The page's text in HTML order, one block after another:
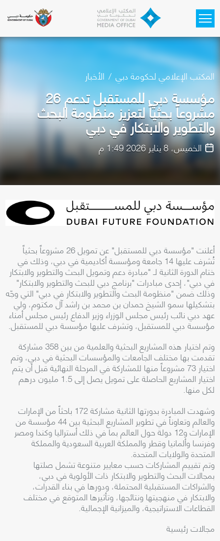
المكتب الإعلامي لحكومة دبي الأخبار
مؤسسة دبي للمستقبل تدعم 26
مشروعاً بحثياً لتعزيز منظومة البحث
والتطوير والابتكار في دبي
الخميس، 8 يناير 2026 1:49 م
أعلنت "مؤسسة دبي للمستقبل" عن تمويل 26 مشروعاً بحثياً
تُشرف عليها 14 جامعة ومؤسسة أكاديمية في دبي، وذلك في
ختام الدورة الثانية لـ "مبادرة دعم وتمويل البحث والتطوير والابتكار
في دبي"، إحدى مبادرات "برنامج دبي للبحث والتطوير والابتكار"
وذلك ضمن "منظومة البحث والتطوير والابتكار في دبي" التي وجّه
بتشكيلها سمو الشيخ حمدان بن محمد بن راشد آل مكتوم، ولي
عهد دبي نائب رئيس مجلس الوزراء وزير الدفاع رئيس مجلس أمناء
مؤسسة دبي للمستقبل، وتشرف عليها مؤسسة دبي للمستقبل.
وتم اختيار هذه المشاريع البحثية والعلمية من بين 358 مشاركة
تقدمت بها مختلف الجامعات والمؤسسات البحثية في دبي، وتم
اختيار 73 مشروعاً منها للمشاركة في المرحلة النهائية قبل أن يتم
اختيار المشاريع الحاصلة على تمويل يصل إلى 1.5 مليون درهم
لكل منها.
وشهدت المبادرة بدورتها الثانية مشاركة 172 باحثاً من الإمارات
والعالم وتعاوناً في تطوير المشاريع البحثية بين 44 مؤسسة من
الإمارات و12 دولة حول العالم بما في ذلك أستراليا وكندا ومصر
وفرنسا وألمانيا وقطر والمملكة العربية السعودية والمملكة
المتحدة والولايات المتحدة.
وتم تقييم المشاركات حسب معايير متنوعة تشمل صلتها
بمجالات البحث والتطوير والابتكار ذات الأولوية في دبي،
والشراكات المستقبلية المحتملة، ودورها في بناء القدرات،
والابتكار في منهجيتها ونتائجها، وتأثيرها المتوقع في مختلف
القطاعات الاستراتيجية، والميزانية الإجمالية.
مجالات رئيسية